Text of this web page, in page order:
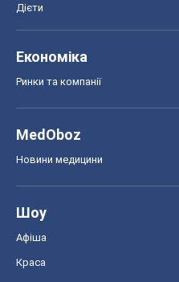
Дієти
Економіка
Ринки та компанії
MedOboz
Новини медицини
Шоу
Афіша
Краса